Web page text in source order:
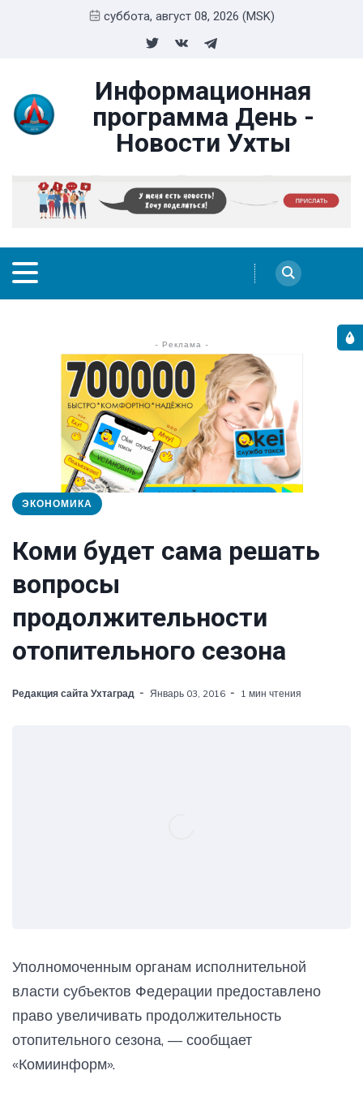
суббота, август 08, 2026 (MSK)
Информационная
программа День -
Новости Ухты
- Реклама -
ЭКОНОМИКА
Коми будет сама решать
вопросы
продолжительности
отопительного сезона
Редакция сайта Ухтаград Январь 03, 2016 1 мин чтения
Уполномоченным органам исполнительной
власти субъектов Федерации предоставлено
право увеличивать продолжительность
отопительного сезона, — сообщает
«Комиинформ».